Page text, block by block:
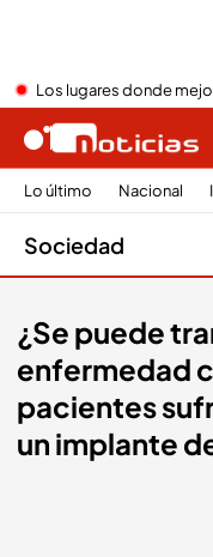
Los lugares donde
Lo último Nacional
Sociedad
¿Se puede
enfermedad
pacientes
un implante